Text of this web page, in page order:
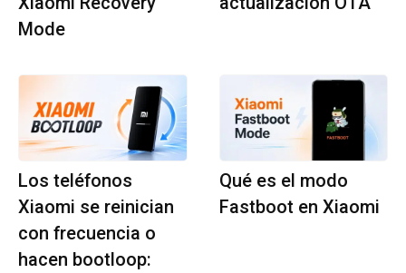
Mode
Los teléfonos
Xiaomi se reinician
con frecuencia o
hacen bootloop:
Qué es el modo
Fastboot en Xiaomi